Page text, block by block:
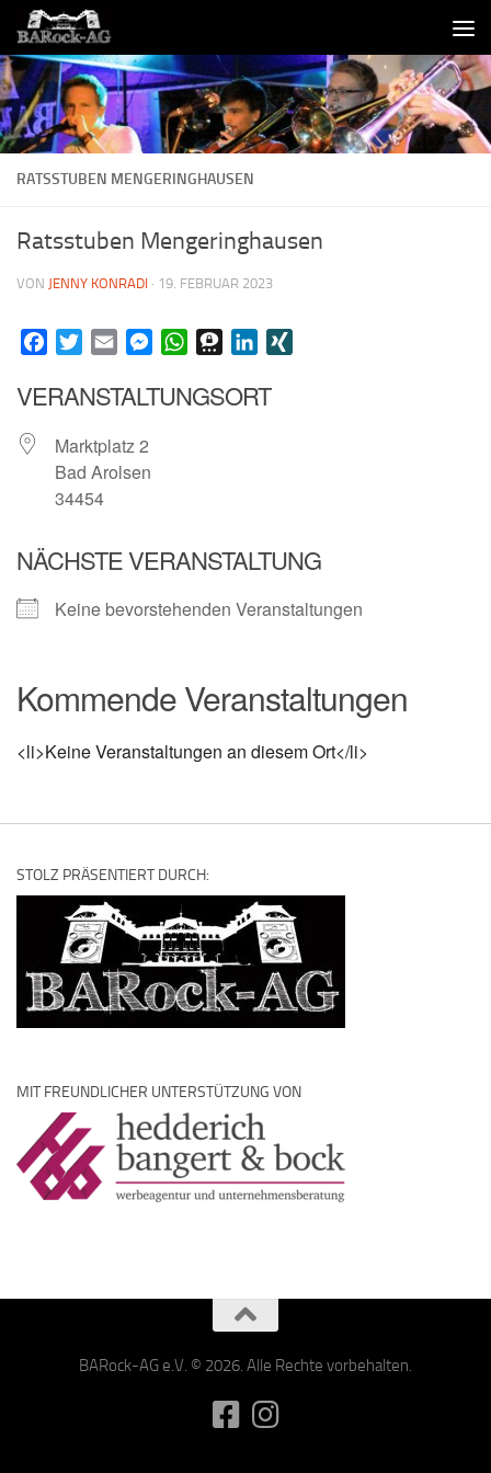
Skip to content
RATSSTUBEN MENGERINGHAUSEN
Ratsstuben Mengeringhausen
VON JENNY KONRADI · 19. FEBRUAR 2023
FacebookTwitterEmail MessengerWhatsAppThreemaLinkedIn
VERANSTALTUNGSORT
Marktplatz 2
Bad Arolsen
34454
NÄCHSTE VERANSTALTUNG
Keine bevorstehenden Veranstaltungen
Kommende Veranstaltungen
<li>Keine Veranstaltungen an diesem Ort</li>
STOLZ PRÄSENTIERT DURCH:
MIT FREUNDLICHER UNTERSTÜTZUNG VON
BARock-AG e.V. © 2026. Alle Rechte vorbehalten.